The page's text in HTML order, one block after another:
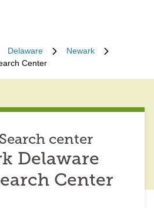
Delaware
Newark
Center
center
Delaware
Center